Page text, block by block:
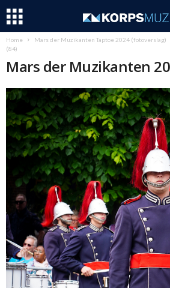
Home Mars der Muzikanten Taptoe 2024 (fotoverslag)
(84)
Mars der Muzikanten